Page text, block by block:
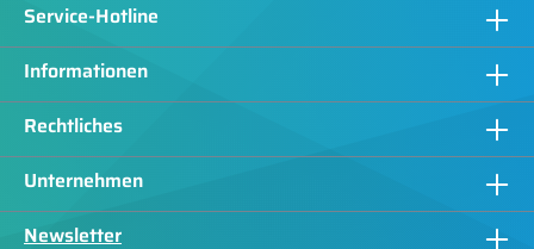
Service-Hotline
Informationen
Rechtliches
Unternehmen
Newsletter